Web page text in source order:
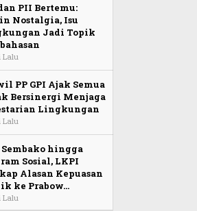
PII Bertemu:
Nostalgia, Isu
Jadi Topik
Lalu
PP GPI Ajak Semua
Bersinergi Menjaga
Lingkungan
Lalu
hingga
Sosial, LKPI
Alasan Kepuasan
ke Prabow…
Lalu